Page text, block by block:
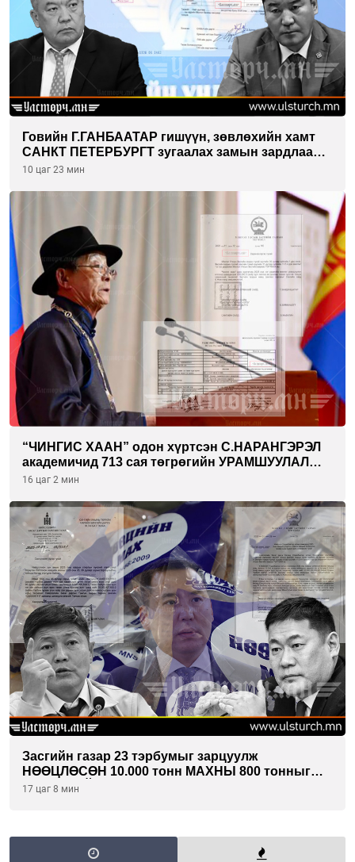
Говийн Г.ГАНБААТАР гишүүн, зөвлөхийн хамт
САНКТ ПЕТЕРБУРГТ зугаалах замын зардлаа
“ИНҮТ” ТӨХХК даажээ
10 цаг 23 мин
“ЧИНГИС ХААН” одон хүртсэн С.НАРАНГЭРЭЛ
академичид 713 сая төгрөгийн УРАМШУУЛАЛ
олгожээ
16 цаг 2 мин
Засгийн газар 23 тэрбумыг зарцуулж
НӨӨЦЛӨСӨН 10.000 тонн МАХНЫ 800 тонныг
ХЭН ХУЛГЙАЛСАН бэ...
17 цаг 8 мин